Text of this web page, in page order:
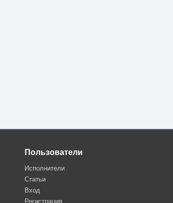
Пользователи
Исполнители
Статьи
Вход
Регистрация